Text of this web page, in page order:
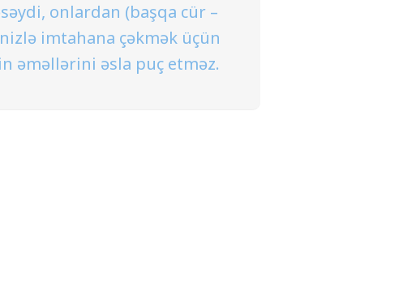
onlardan (başqa cür –
imtahana çəkmək üçün
əməllərini əsla puç etməz.